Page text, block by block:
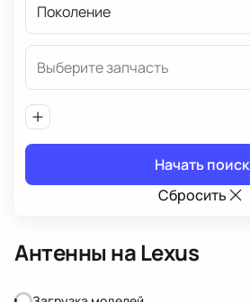
Поколение
Выберите запчасть
Начать поиск
Сбросить
Антенны на Lexus